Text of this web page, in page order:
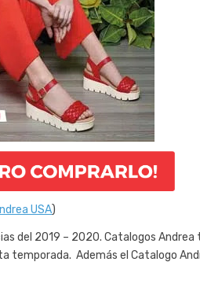
USA)
del 2019 – 2020. Catalogos
temporada. Además el Catalogo